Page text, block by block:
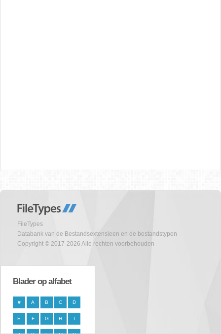
FileTypes
Databank van de Bestandsextensieen en de bestandstypen
Copyright © 2017-2026 Alle rechten voorbehouden
Blader op alfabet
# A B C D
E F G H I